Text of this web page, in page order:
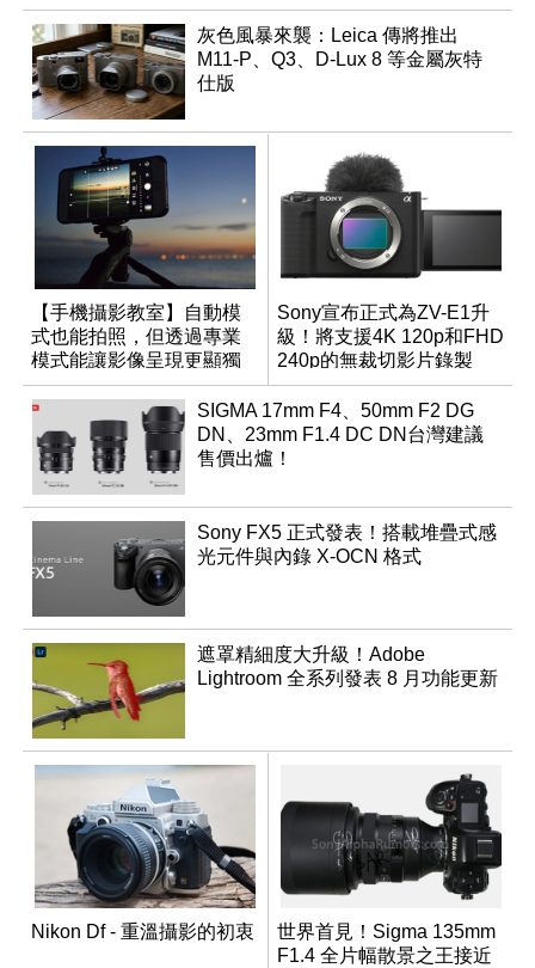
灰色風暴來襲：Leica 傳將推出
M11-P、Q3、D-Lux 8 等金屬灰特
仕版
【手機攝影教室】自動模
式也能拍照，但透過專業
模式能讓影像呈現更顯獨
特與個人風格
Sony宣布正式為ZV-E1升
級！將支援4K 120p和FHD
240p的無裁切影片錄製
SIGMA 17mm F4、50mm F2 DG
DN、23mm F1.4 DC DN台灣建議
售價出爐！
Sony FX5 正式發表！搭載堆疊式感
光元件與內錄 X-OCN 格式
遮罩精細度大升級！Adobe
Lightroom 全系列發表 8 月功能更新
Nikon Df - 重溫攝影的初衷
世界首見！Sigma 135mm
F1.4 全片幅散景之王接近